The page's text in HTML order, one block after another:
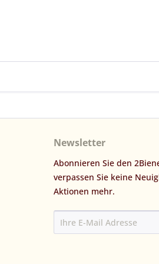
Newsletter
Abonnieren Sie den
verpassen Sie keine
Aktionen mehr.